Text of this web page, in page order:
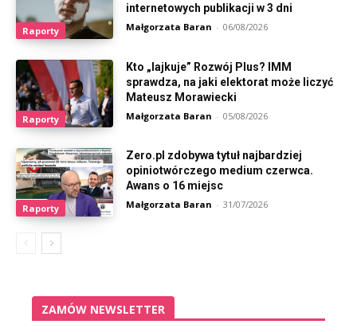
Raporty
internetowych publikacji w 3 dni
Małgorzata Baran - 06/08/2026
Raporty
Kto „lajkuje” Rozwój Plus? IMM
sprawdza, na jaki elektorat może liczyć
Mateusz Morawiecki
Małgorzata Baran - 05/08/2026
Raporty
Zero.pl zdobywa tytuł najbardziej
opiniotwórczego medium czerwca.
Awans o 16 miejsc
Małgorzata Baran - 31/07/2026
ZAMÓW NEWSLETTER